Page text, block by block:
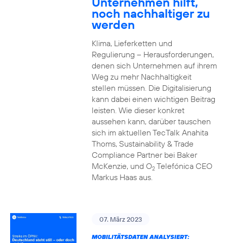
noch nachhaltiger zu
werden
Klima, Lieferketten und
Regulierung – Herausforderungen,
denen sich Unternehmen auf ihrem
Weg zu mehr Nachhaltigkeit
stellen müssen. Die Digitalisierung
kann dabei einen wichtigen Beitrag
leisten. Wie dieser konkret
aussehen kann, darüber tauschen
sich im aktuellen TecTalk Anahita
Thoms, Sustainability & Trade
Compliance Partner bei Baker
McKenzie, und O2Telefónica CEO
Markus Haas aus.
07. März 2023
MOBILITÄTSDATEN ANALYSIERT: